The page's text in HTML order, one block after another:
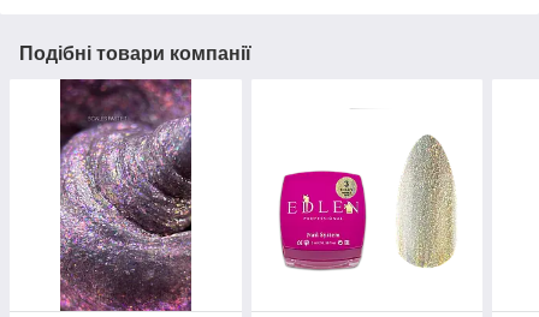
Подібні товари компанії